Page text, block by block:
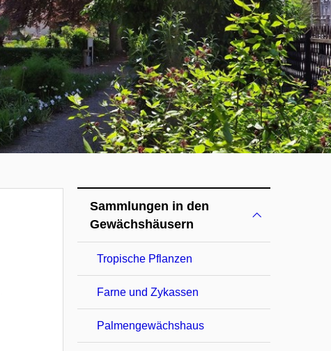
Sammlungen in den
Gewächshäusern
Tropische Pflanzen
Farne und Zykassen
Palmengewächshaus